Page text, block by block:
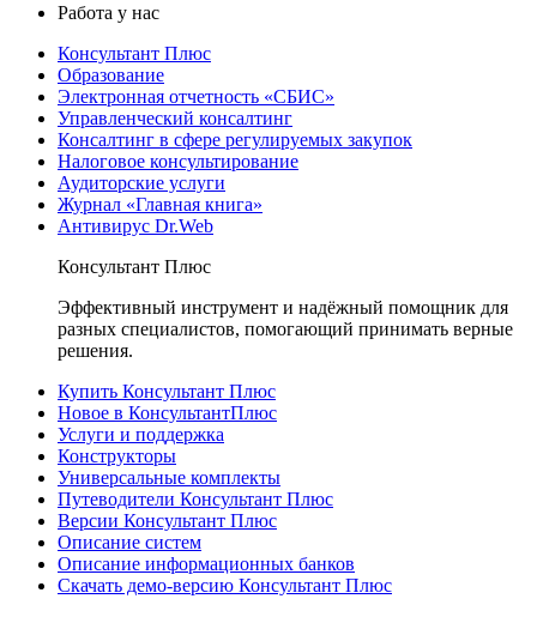
Работа у нас
Консультант Плюс
Образование
Электронная отчетность «СБИС»
Управленческий консалтинг
Консалтинг в сфере регулируемых закупок
Налоговое консультирование
Аудиторские услуги
Журнал «Главная книга»
Антивирус Dr.Web
Консультант Плюс
Эффективный инструмент и надёжный помощник для
разных специалистов, помогающий принимать верные
решения.
Купить Консультант Плюс
Новое в КонсультантПлюс
Услуги и поддержка
Конструкторы
Универсальные комплекты
Путеводители Консультант Плюс
Версии Консультант Плюс
Описание систем
Описание информационных банков
Скачать демо-версию Консультант Плюс